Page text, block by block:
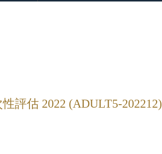
評估 2022 (ADULT5-202212)